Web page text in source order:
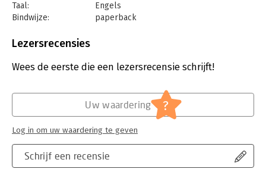
Taal:
Engels
Bindwijze:
paperback
Lezersrecensies
Wees de eerste die een lezersrecensie schrijft!
Schrijf een recensie
Uw waardering ?
Log in om uw waardering te geven